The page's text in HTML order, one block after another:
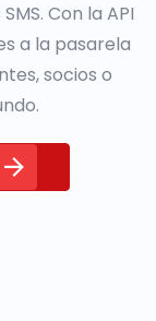
Con la API
a la pasarela
socios o